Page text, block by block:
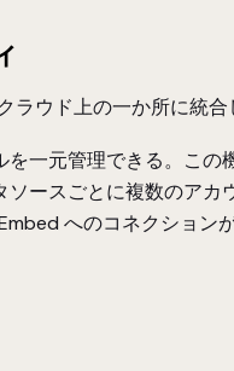
ウド上の一か所に統
一元管理できる。この
ースごとに複数のアカ
へのコネクション